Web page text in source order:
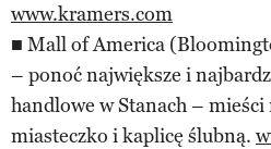
www.kramers.com
■ Mall of America
– ponoć największe i
handlowe w Stanach – mieści
miasteczko i kaplicę ślubną.